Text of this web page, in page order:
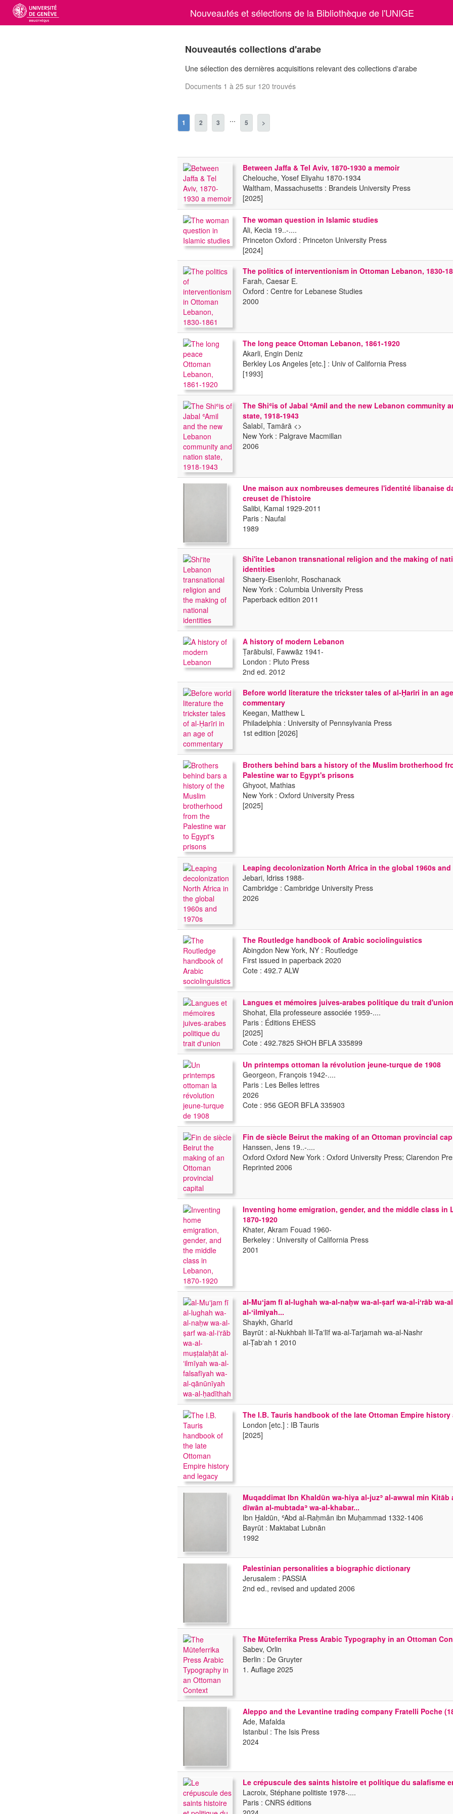
Nouveautés et sélections de la Bibliothèque de l'UNIGE
Nouveautés collections d'arabe
Une sélection des dernières acquisitions relevant des collections d'arabe
Documents 1 à 25 sur 120 trouvés
1 2 3 ... 5 >
Between Jaffa & Tel Aviv, 1870-1930 a memoir
Chelouche, Yosef Eliyahu 1870-1934
Waltham, Massachusetts : Brandeis University Press
[2025]
The woman question in Islamic studies
Ali, Kecia 19..-....
Princeton Oxford : Princeton University Press
[2024]
The politics of interventionism in Ottoman Lebanon, 1830-
Farah, Caesar E.
Oxford : Centre for Lebanese Studies
2000
The long peace Ottoman Lebanon, 1861-1920
Akarli, Engin Deniz
Berkley Los Angeles [etc.] : Univ of California Press
[1993]
The Shiʿis of Jabal ʿAmil and the new Lebanon community
state, 1918-1943
Šalabī, Tamārā <>
New York : Palgrave Macmillan
2006
Une maison aux nombreuses demeures l'identité libanaise
creuset de l'histoire
Salibi, Kamal 1929-2011
Paris : Naufal
1989
Shi'ite Lebanon transnational religion and the making of
identities
Shaery-Eisenlohr, Roschanack
New York : Columbia University Press
Paperback edition 2011
A history of modern Lebanon
Ṭarābulsī, Fawwāz 1941-
London : Pluto Press
2nd ed. 2012
Before world literature the trickster tales of al-Ḥarīri in an
commentary
Keegan, Matthew L
Philadelphia : University of Pennsylvania Press
1st edition [2026]
Brothers behind bars a history of the Muslim brotherhood
Palestine war to Egypt's prisons
Ghyoot, Mathias
New York : Oxford University Press
[2025]
Leaping decolonization North Africa in the global 1960s and
Jebari, Idriss 1988-
Cambridge : Cambridge University Press
2026
The Routledge handbook of Arabic sociolinguistics
Abingdon New York, NY : Routledge
First issued in paperback 2020
Cote : 492.7 ALW
Langues et mémoires juives-arabes politique du trait d'union
Shohat, Ella professeure associée 1959-....
Paris : Éditions EHESS
[2025]
Cote : 492.7825 SHOH BFLA 335899
Un printemps ottoman la révolution jeune-turque de 1908
Georgeon, François 1942-....
Paris : Les Belles lettres
2026
Cote : 956 GEOR BFLA 335903
Fin de siècle Beirut the making of an Ottoman provincial
Hanssen, Jens 19..-....
Oxford Oxford New York : Oxford University Press; Clarendon
Reprinted 2006
Inventing home emigration, gender, and the middle class in
1870-1920
Khater, Akram Fouad 1960-
Berkeley : University of California Press
2001
al-Muʻjam fī al-lughah wa-al-naḥw wa-al-ṣarf wa-al-iʻrāb wa-
al-ʻilmīyah...
Shaykh, Gharīd
Bayrūt : al-Nukhbah lil-Taʼlīf wa-al-Tarjamah wa-al-Nashr
al-Ṭabʻah 1 2010
The I.B. Tauris handbook of the late Ottoman Empire
London [etc.] : IB Tauris
[2025]
Muqaddimat Ibn Khaldūn wa-hiya al-juzʾ al-awwal min Kitāb
dīwān al-mubtadaʾ wa-al-khabar...
Ibn H̱aldūn, ʿAbd al-Raḥmân ibn Muḥammad 1332-1406
Bayrūt : Maktabat Lubnān
1992
Palestinian personalities a biographic dictionary
Jerusalem : PASSIA
2nd ed., revised and updated 2006
The Müteferrika Press Arabic Typography in an Ottoman
Sabev, Orlin
Berlin : De Gruyter
1. Auflage 2025
Aleppo and the Levantine trading company Fratelli Poche
Ade, Mafalda
Istanbul : The Isis Press
2024
Le crépuscule des saints histoire et politique du salafisme
Lacroix, Stéphane politiste 1978-....
Paris : CNRS éditions